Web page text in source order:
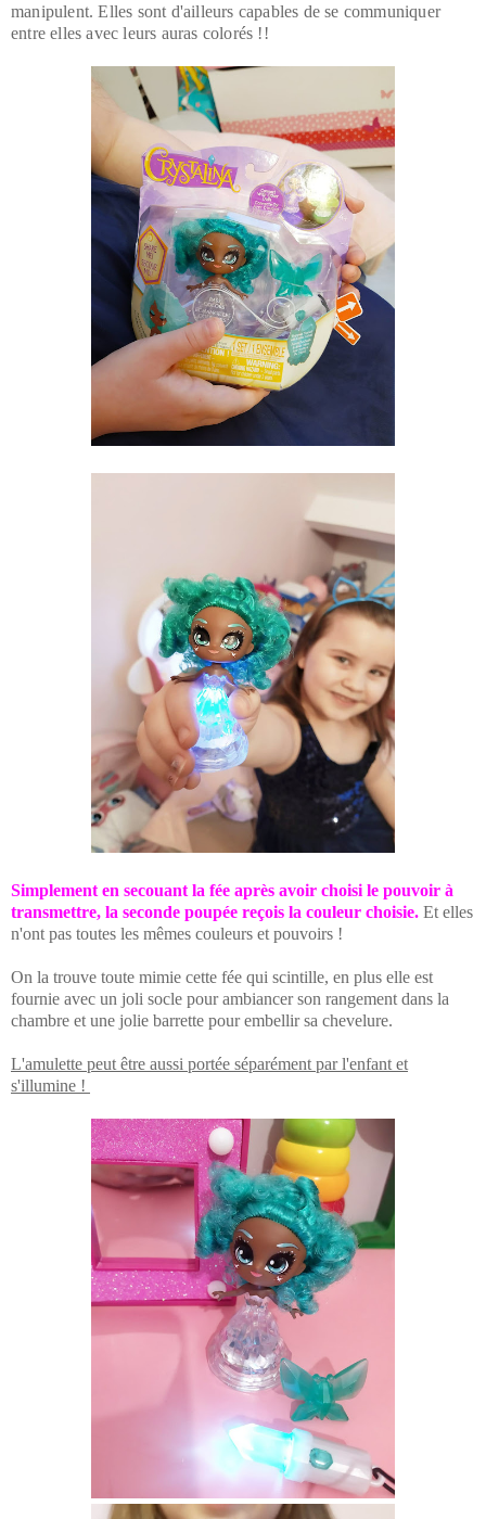
manipulent. Elles sont d'ailleurs capables de se communiquer
entre elles avec leurs auras colorés !!
Simplement en secouant la fée après avoir choisi le pouvoir à
transmettre, la seconde poupée reçois la couleur choisie. Et elles
n'ont pas toutes les mêmes couleurs et pouvoirs !
On la trouve toute mimie cette fée qui scintille, en plus elle est
fournie avec un joli socle pour ambiancer son rangement dans la
chambre et une jolie barrette pour embellir sa chevelure.
L'amulette peut être aussi portée séparément par l'enfant et
s'illumine !